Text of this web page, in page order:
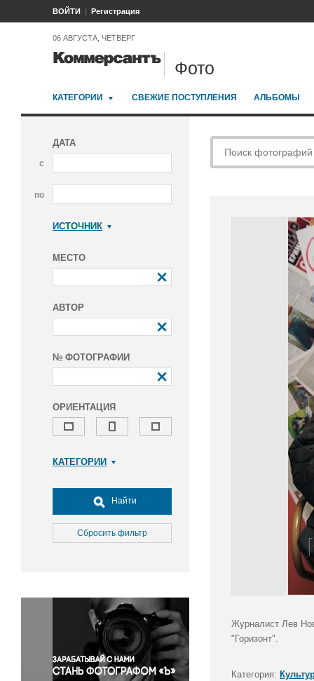
ВОЙТИ Регистрация
06 АВГУСТА, ЧЕТВЕРГ
Фото
КАТЕГОРИИ СВЕЖИЕ ПОСТУПЛЕНИЯ АЛЬБОМЫ
ДАТА
с
по
ИСТОЧНИК
МЕСТО
АВТОР
№ ФОТОГРАФИИ
ОРИЕНТАЦИЯ
КАТЕГОРИИ
Досуг, туризм и отдых
Культура
Медицина
Окружающая среда
Политика
Правосудие
Происшествия и конфликты
Религия
Найти
Сбросить фильтр
Журналист Лев
"Горизонт".
Категория: